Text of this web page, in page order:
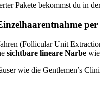
Pakete bekommst du in
(Follicular Unit
sichtbare lineare Narbe
wie die Gentlemen’s